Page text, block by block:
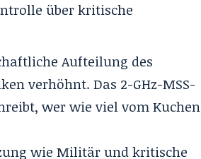
über kritische
Aufteilung des
verhöhnt. Das 2-GHz-MSS-
wer wie viel vom Kuchen
wie Militär und kritische